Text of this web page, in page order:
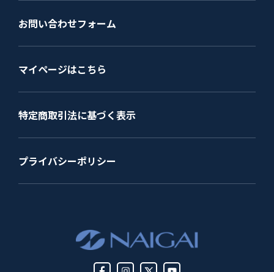
お問い合わせフォーム
マイページはこちら
特定商取引法に基づく表示
プライバシーポリシー